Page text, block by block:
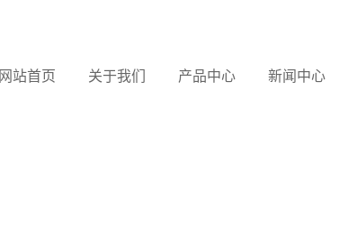
网站首页 关于我们 产品中心 新闻中心